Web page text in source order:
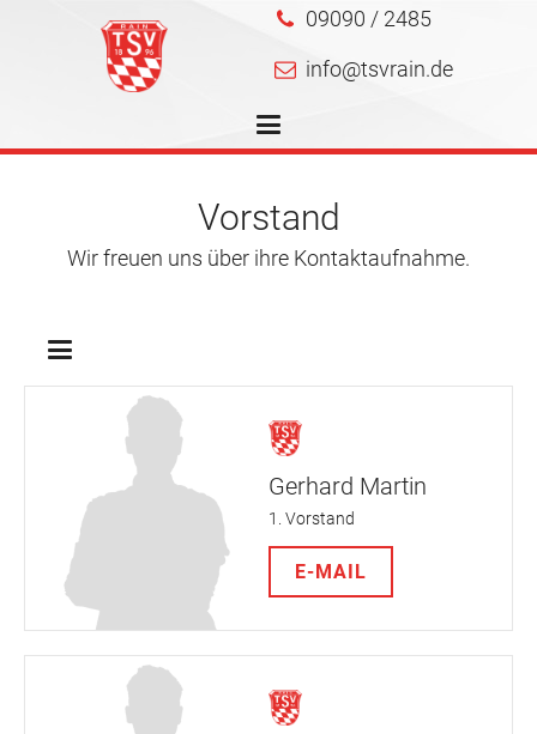
09090 / 2485
info@tsvrain.de
Vorstand
Wir freuen uns über ihre Kontaktaufnahme.
Gerhard Martin
1. Vorstand
E-MAIL